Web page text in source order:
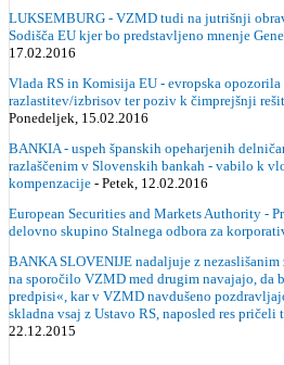
LUKSEMBURG - VZMD tudi na jutrišnji
Sodišča EU kjer bo predstavljeno mnenje
17.02.2016
Vlada RS in Komisija EU - evropska
razlastitev/izbrisov ter poziv k čimprejšnji
Ponedeljek, 15.02.2016
BANKIA - uspeh španskih opeharjenih
razlaščenim v Slovenskih bankah - vabilo k
kompenzacije - Petek, 12.02.2016
European Securities and Markets Authority -
delovno skupino Stalnega odbora za
BANKA SLOVENIJE nadaljuje z
na sporočilo VZMD med drugim navajajo, da
predpisi«, kar v VZMD navdušeno
skladna vsaj z Ustavo RS, naposled res
22.12.2015